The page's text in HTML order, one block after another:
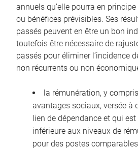
annuels qu’elle pourra en principe
ou bénéfices prévisibles. Ses
passés peuvent en être un bon
toutefois être nécessaire de
passés pour éliminer l’incidence
non récurrents ou non
la rémunération, y
avantages sociaux, versée à
lien de dépendance et qui
inférieure aux niveaux de
pour des postes